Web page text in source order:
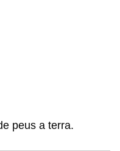
peus a terra.